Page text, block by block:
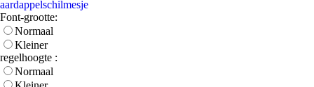
aardappelschilmesje
Font-grootte:
Normaal
Kleiner
regelhoogte :
Normaal